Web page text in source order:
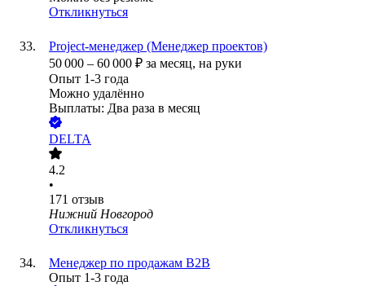
Откликнуться
Project-менеджер (Менеджер проектов)
50 000 – 60 000 ₽ за месяц, на руки
Опыт 1-3 года
Можно удалённо
Выплаты: Два раза в месяц
DELTA
4.2
•
171 отзыв
Нижний Новгород
Откликнуться
Менеджер по продажам В2В
Опыт 1-3 года